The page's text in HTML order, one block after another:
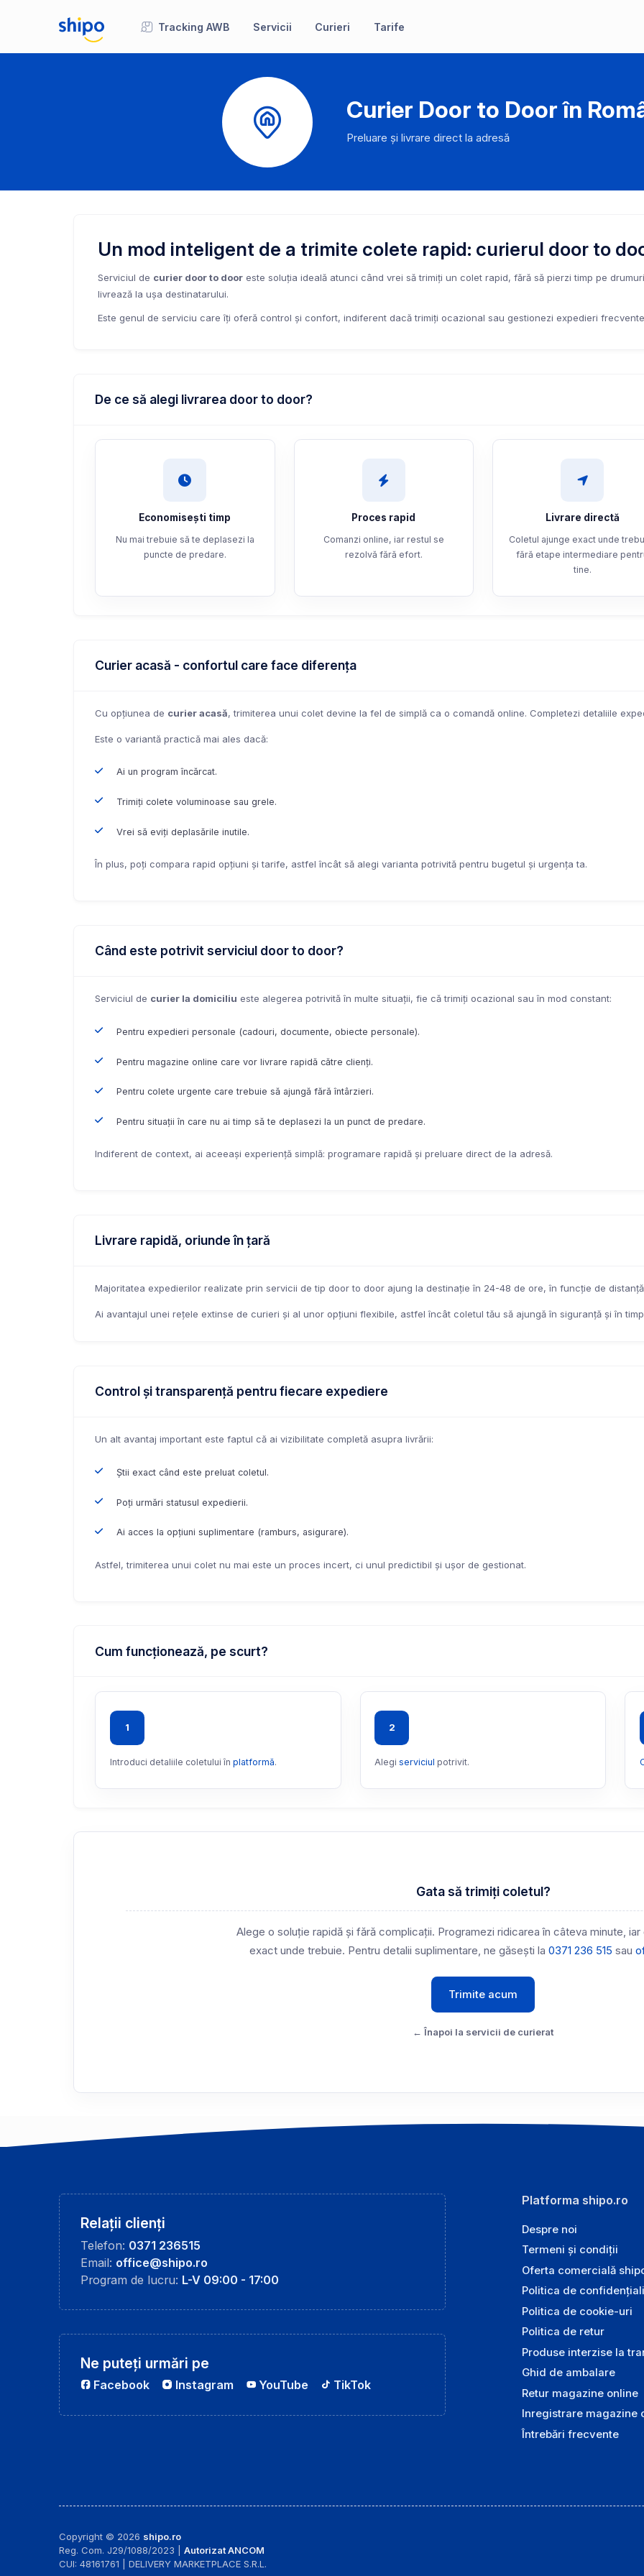
Tracking AWB Servicii Curieri Tarife
Curier Door to Door în
Preluare și livrare direct la adresă
Un mod inteligent de a trimite colete rapid: curierul door to
Serviciul de curier door to dooreste soluția ideală atunci când vrei să trimiți un colet rapid, fără să pierzi timp pe
livrează la ușa destinatarului.
Este genul de serviciu care îți oferă control și confort, indiferent dacă trimiți ocazional sau gestionezi expedieri
De ce să alegi livrarea door to door?
Economisești timp
Nu mai trebuie să te deplasezi la
puncte de predare.
Proces rapid
Comanzi online, iar restul se
rezolvă fără efort.
Livrare directă
Coletul ajunge exact unde
fără etape intermediare
tine.
Curier acasă - confortul care face diferența
Cu opțiunea de curier acasă, trimiterea unui colet devine la fel de simplă ca o comandă online. Completezi detaliile
Este o variantă practică mai ales dacă:
Ai un program încărcat.
Trimiți colete voluminoase sau grele.
Vrei să eviți deplasările inutile.
În plus, poți compara rapid opțiuni și tarife, astfel încât să alegi varianta potrivită pentru bugetul și urgența ta.
Când este potrivit serviciul door to door?
Serviciul de curier la domiciliu este alegerea potrivită în multe situații, fie că trimiți ocazional sau în mod constant:
Pentru expedieri personale (cadouri, documente, obiecte personale).
Pentru magazine online care vor livrare rapidă către clienți.
Pentru colete urgente care trebuie să ajungă fără întârzieri.
Pentru situații în care nu ai timp să te deplasezi la un punct de predare.
Indiferent de context, ai aceeași experiență simplă: programare rapidă și preluare direct de la adresă.
Livrare rapidă, oriunde în țară
Majoritatea expedierilor realizate prin servicii de tip door to door ajung la destinație în 24-48 de ore, în funcție de
Ai avantajul unei rețele extinse de curieri și al unor opțiuni flexibile, astfel încât coletul tău să ajungă în siguranță și în
Control și transparență pentru fiecare expediere
Un alt avantaj important este faptul că ai vizibilitate completă asupra livrării:
Știi exact când este preluat coletul.
Poți urmări statusul expedierii.
Ai acces la opțiuni suplimentare (ramburs, asigurare).
Astfel, trimiterea unui colet nu mai este un proces incert, ci unul predictibil și ușor de gestionat.
Cum funcționează, pe scurt?
1
Introduci detaliile coletului în platformă.
2
Alegiserviciul potrivit.
Gata să trimiți coletul?
Alege o soluție rapidă și fără complicații. Programezi ridicarea în câteva minute,
exact unde trebuie. Pentru detalii suplimentare, ne găsești la 0371 236 515 sau
Trimite acum
← Înapoi la servicii de curierat
Relații clienți
Telefon: 0371 236515
Email: office@shipo.ro
Program de lucru: L-V 09:00 - 17:00
Ne puteți urmări pe
Facebook Instagram YouTube TikTok
Platforma shipo.ro
Despre noi
Termeni și condiții
Oferta comercială
Politica de
Politica de cookie-uri
Politica de retur
Produse interzise la
Ghid de ambalare
Retur magazine online
Inregistrare magazine
Întrebări frecvente
Copyright © 2026 shipo.ro
Reg. Com. J29/1088/2023 | Autorizat ANCOM
CUI: 48161761 | DELIVERY MARKETPLACE S.R.L.